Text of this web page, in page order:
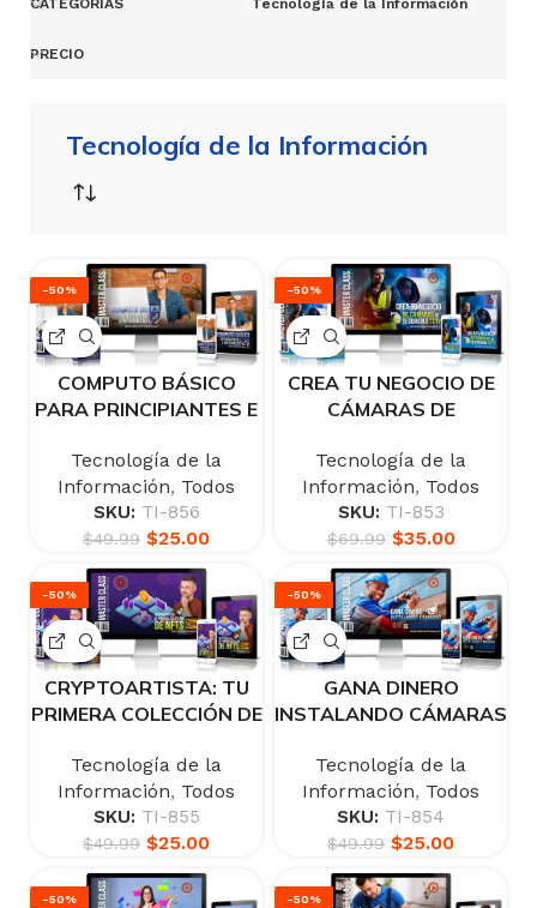
CATEGORÍAS Tecnología de la Información
PRECIO
Tecnología de la Información
-50%
COMPUTO BÁSICO
PARA PRINCIPIANTES E
Tecnología de la
Información, Todos
SKU: TI-856
$49.99 $25.00
-50%
CREA TU NEGOCIO DE
CÁMARAS DE
Tecnología de la
Información, Todos
SKU: TI-853
$69.99 $35.00
-50%
CRYPTOARTISTA: TU
PRIMERA COLECCIÓN DE
Tecnología de la
Información, Todos
SKU: TI-855
$49.99 $25.00
-50%
GANA DINERO
INSTALANDO CÁMARAS
Tecnología de la
Información, Todos
SKU: TI-854
$49.99 $25.00
-50% -50%